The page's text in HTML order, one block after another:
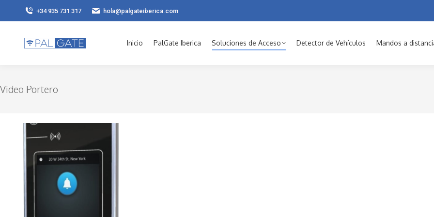
+34 935 731 317 hola@palgateiberica.com
Inicio PalGate Iberica Soluciones de Acceso Detector de Vehículos Mandos a
Video Portero